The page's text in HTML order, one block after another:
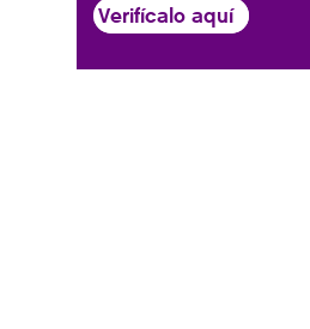
Verifícalo aquí